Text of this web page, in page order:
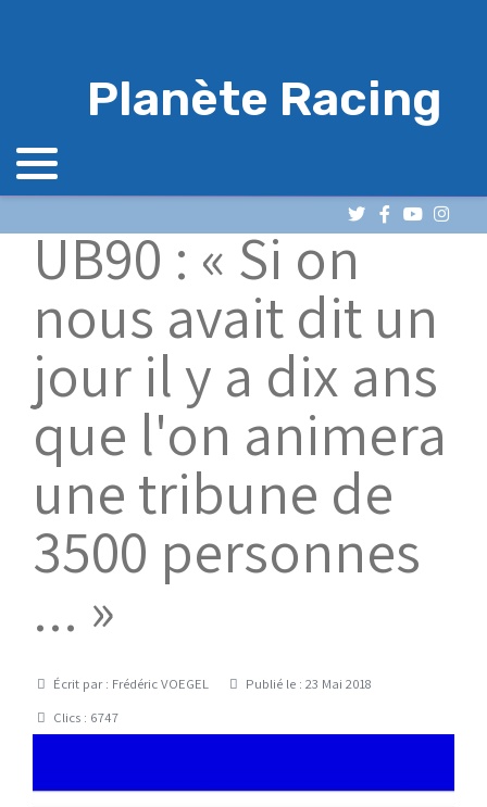
Planète Racing
UB90 : « Si on
nous avait dit un
jour il y a dix ans
que l'on animera
une tribune de
3500 personnes
... »
DétailsÉcrit par : Frédéric VOEGEL
Publié le : 23 Mai 2018
Clics : 6747